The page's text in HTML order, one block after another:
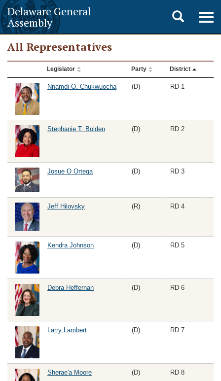
Delaware General
Assembly
Toggle
search
All Representatives
All
Representatives
Legislator Photo
Legislator Party District
Nnamdi O. Chukwuocha (D) RD 1
Stephanie T. Bolden (D) RD 2
Josue O Ortega (D) RD 3
Jeff Hilovsky (R) RD 4
Kendra Johnson (D) RD 5
Debra Heffernan (D) RD 6
Larry Lambert (D) RD 7
Sherae'a Moore (D) RD 8